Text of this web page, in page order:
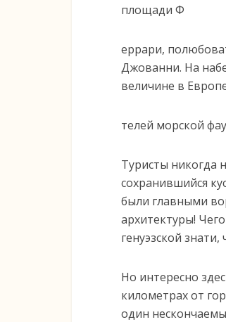
площади Ф
еррари,
Джованни. На
величине в
телей морской
Туристы никогда
сохранившийся
были главными
архитектуры!
генуэзской
Но интересно
километрах от
один